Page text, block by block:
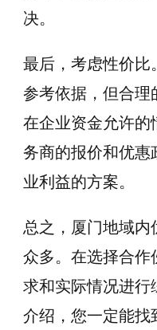
决。
最后，考虑性价比
参考依据，但合理
在企业资金允许的
务商的报价和优惠
业利益的方案。
总之，厦门地域内
众多。在选择合作
求和实际情况进行
介绍，您一定能找